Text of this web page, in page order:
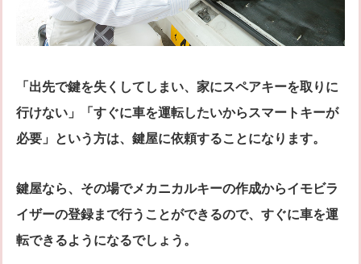
「出先で鍵を失くしてしまい、家にスペアキーを取りに
行けない」「すぐに車を運転したいからスマートキーが
必要」という方は、鍵屋に依頼することになります。
鍵屋なら、その場でメカニカルキーの作成からイモビラ
イザーの登録まで行うことができるので、すぐに車を運
転できるようになるでしょう。